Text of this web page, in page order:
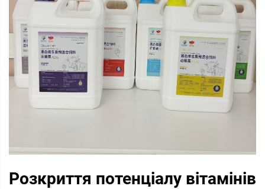
Розкриття потенціалу вітамінів